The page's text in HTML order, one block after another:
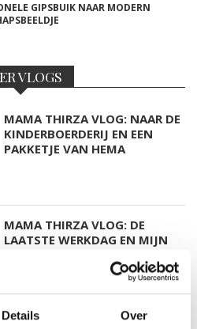
Details Over
GIPSBUIK NAAR MODERN
VLOGS
MAMA THIRZA VLOG: NAAR DE
KINDERBOERDERIJ EN EEN
PAKKETJE VAN HEMA
MAMA THIRZA VLOG: DE
LAATSTE WERKDAG EN MIJN